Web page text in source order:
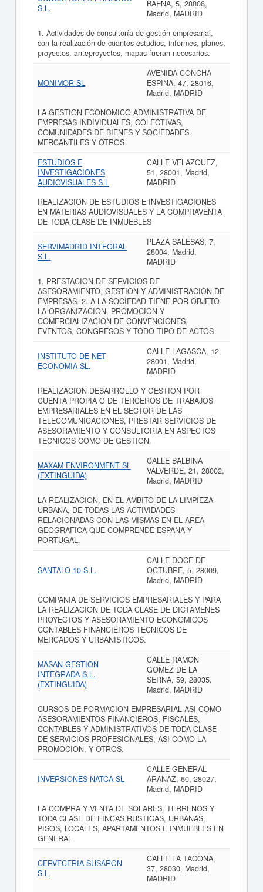
S.L.
BAENA, 5, 28006,
Madrid, MADRID
1. Actividades de consultoría de gestión empresarial,
con la realización de cuantos estudios, informes, planes,
proyectos, anteproyectos, mapas fueran necesarios.
MONIMOR SL
AVENIDA CONCHA
ESPINA, 47, 28016,
Madrid, MADRID
LA GESTION ECONOMICO ADMINISTRATIVA DE
EMPRESAS INDIVIDUALES, COLECTIVAS,
COMUNIDADES DE BIENES Y SOCIEDADES
MERCANTILES Y OTROS
ESTUDIOS E
INVESTIGACIONES
AUDIOVISUALES S L
CALLE VELAZQUEZ,
51, 28001, Madrid,
MADRID
REALIZACION DE ESTUDIOS E INVESTIGACIONES
EN MATERIAS AUDIOVISUALES Y LA COMPRAVENTA
DE TODA CLASE DE INMUEBLES
SERVIMADRID INTEGRAL
S.L.
PLAZA SALESAS, 7,
28004, Madrid,
MADRID
1. PRESTACION DE SERVICIOS DE
ASESORAMIENTO, GESTION Y ADMINISTRACION DE
EMPRESAS. 2. A LA SOCIEDAD TIENE POR OBJETO
LA ORGANIZACION, PROMOCION Y
COMERCIALIZACION DE CONVENCIONES,
EVENTOS, CONGRESOS Y TODO TIPO DE ACTOS
INSTITUTO DE NET
ECONOMIA SL.
CALLE LAGASCA, 12,
28001, Madrid,
MADRID
REALIZACION DESARROLLO Y GESTION POR
CUENTA PROPIA O DE TERCEROS DE TRABAJOS
EMPRESARIALES EN EL SECTOR DE LAS
TELECOMUNICACIONES, PRESTAR SERVICIOS DE
ASESORAMIENTO Y CONSULTORIA EN ASPECTOS
TECNICOS COMO DE GESTION.
MAXAM ENVIRONMENT SL
(EXTINGUIDA)
CALLE BALBINA
VALVERDE, 21, 28002,
Madrid, MADRID
LA REALIZACION, EN EL AMBITO DE LA LIMPIEZA
URBANA, DE TODAS LAS ACTIVIDADES
RELACIONADAS CON LAS MISMAS EN EL AREA
GEOGRAFICA QUE COMPRENDE ESPANA Y
PORTUGAL.
SANTALO 10 S.L.
CALLE DOCE DE
OCTUBRE, 5, 28009,
Madrid, MADRID
COMPANIA DE SERVICIOS EMPRESARIALES Y PARA
LA REALIZACION DE TODA CLASE DE DICTAMENES
PROYECTOS Y ASESORAMIENTO ECONOMICOS
CONTABLES FINANCIEROS TECNICOS DE
MERCADOS Y URBANISTICOS.
MASAN GESTION
INTEGRADA S.L.
(EXTINGUIDA)
CALLE RAMON
GOMEZ DE LA
SERNA, 59, 28035,
Madrid, MADRID
CURSOS DE FORMACION EMPRESARIAL ASI COMO
ASESORAMIENTOS FINANCIEROS, FISCALES,
CONTABLES Y ADMINISTRATIVOS DE TODA CLASE
DE SERVICIOS PROFESIONALES, ASI COMO LA
PROMOCION, Y OTROS.
INVERSIONES NATCA SL
CALLE GENERAL
ARANAZ, 60, 28027,
Madrid, MADRID
LA COMPRA Y VENTA DE SOLARES, TERRENOS Y
TODA CLASE DE FINCAS RUSTICAS, URBANAS,
PISOS, LOCALES, APARTAMENTOS E INMUEBLES EN
GENERAL
CERVECERIA SUSARON
S.L.
CALLE LA TACONA,
37, 28030, Madrid,
MADRID